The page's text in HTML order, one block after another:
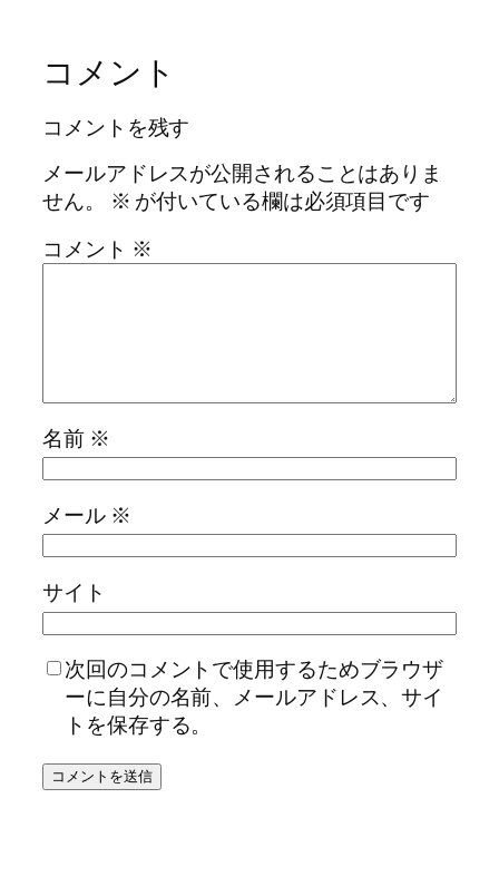
コメント
コメントを残す
メールアドレスが公開されることはありま
せん。
※ が付いている欄は必須項目です
コメント ※
名前 ※
メール ※
サイト
次回のコメントで使用するためブラウザ
ーに自分の名前、メールアドレス、サイ
トを保存する。